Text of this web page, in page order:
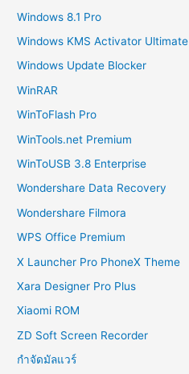
Windows 8.1 Pro
Windows KMS Activator Ultimate
Windows Update Blocker
WinRAR
WinToFlash Pro
WinTools.net Premium
WinToUSB 3.8 Enterprise
Wondershare Data Recovery
Wondershare Filmora
WPS Office Premium
X Launcher Pro PhoneX Theme
Xara Designer Pro Plus
Xiaomi ROM
ZD Soft Screen Recorder
กำจัดมัลแวร์